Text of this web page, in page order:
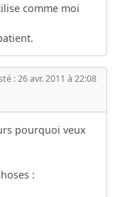
comme moi
: 26 avr. 2011 à 22:08
pourquoi veux
: